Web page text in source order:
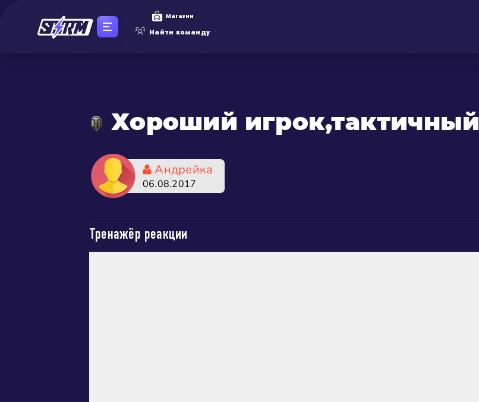
Магазин
Найти команду
Хороший игрок,тактичный
Андрейка
06.08.2017
Тренажёр реакции